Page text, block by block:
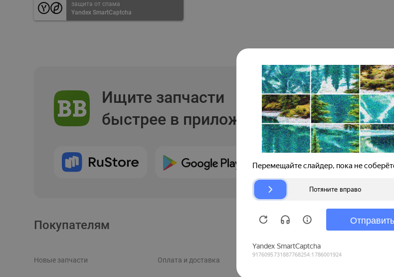
защита от спама
Yandex SmartCaptcha
Ищите запчасти
быстрее в приложении
Покупателям
Новые запчасти Оплата и доставка
Продавцам